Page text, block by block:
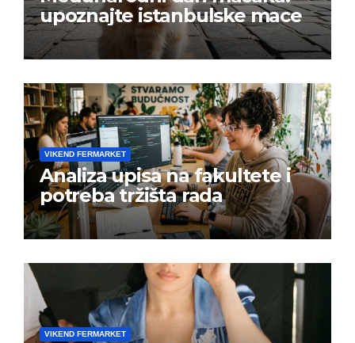
upoznajte istanbulske mace
VIKEND FERMARKET
Analiza upisa na fakultete i
potreba tržišta rada
VIKEND FERMARKET